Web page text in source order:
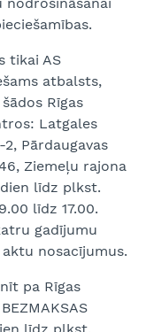
tikai AS
atbalsts,
Rīgas
Latgales
Pārdaugavas
Ziemeļu rajona
līdz plkst.
līdz 17.00.
gadījumu
nosacījumus.
pa Rīgas